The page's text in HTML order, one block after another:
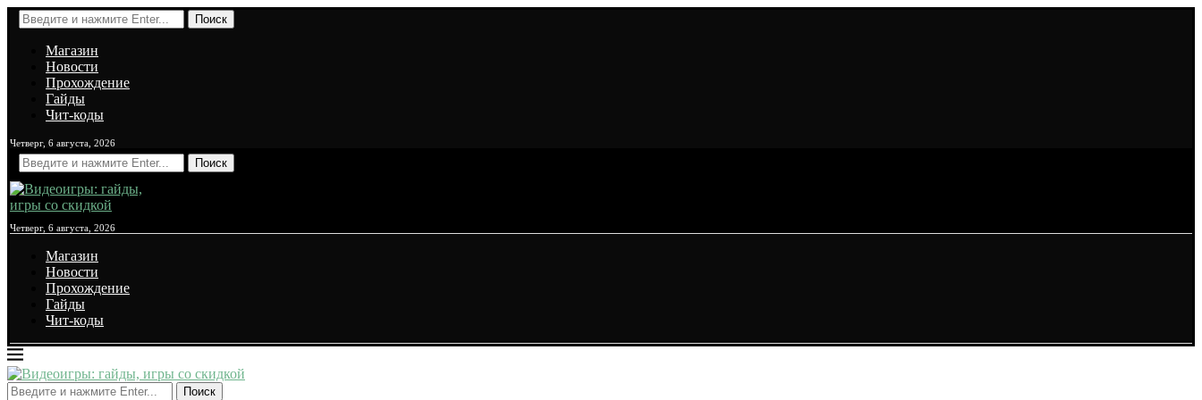
Поиск
Магазин
Новости
Прохождение
Гайды
Чит-коды
Четверг, 6 августа, 2026
Поиск
Четверг, 6 августа, 2026
Магазин
Новости
Прохождение
Гайды
Чит-коды
Поиск